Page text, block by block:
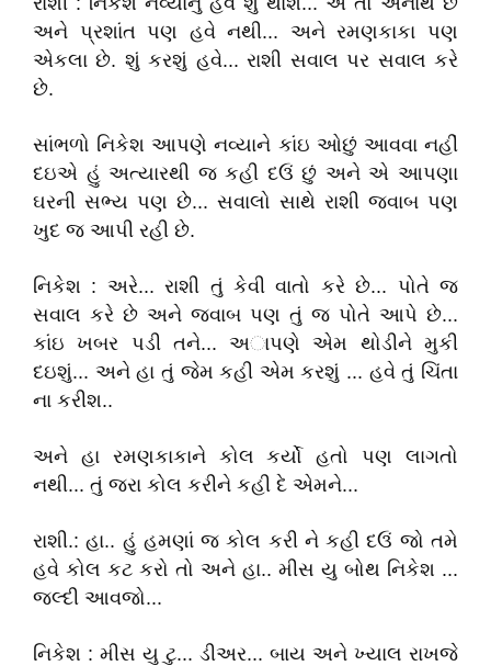
અને પ્રશાંત પણ હવે નથી... અને રમણકાકા પણ
એકલા છે. શું કરશું હવે... રાશી સવાલ પર સવાલ કરે
છે.
સાંભળો નિકેશ આપણે નવ્યાને કાંઇ ઓછું આવવા નહીં
દઇએ હું અત્યારથી જ કહી દઉં છું અને એ આપણા
ઘરની સભ્ય પણ છે... સવાલો સાથે રાશી જવાબ પણ
ખુદ જ આપી રહી છે.
નિકેશ : અરે... રાશી તું કેવી વાતો કરે છે... પોતે જ
સવાલ કરે છે અને જવાબ પણ તું જ પોતે આપે છે...
કાંઇ ખબર પડી તને... અાપણે એમ થોડીને મુકી
દઇશું... અને હા તું જેમ કહી એમ કરશું ... હવે તું ‍ચિંતા
ના કરીશ..
અને હા રમણકાકાને કોલ કર્યો હતો પણ લાગતો
નથી... તું જરા કોલ કરીને કહી દે એમને...
રાશી.: હા.. હું હમણાં જ કોલ કરી ને કહી દઉં જો તમે
હવે કોલ કટ કરો તો અને હા.. મીસ યુ બોથ નિકેશ ...
જલ્‍દી આવજો...
નિકેશ : મીસ યુ ટુ... ડીઅર... બાય અને ખ્યાલ રાખજે